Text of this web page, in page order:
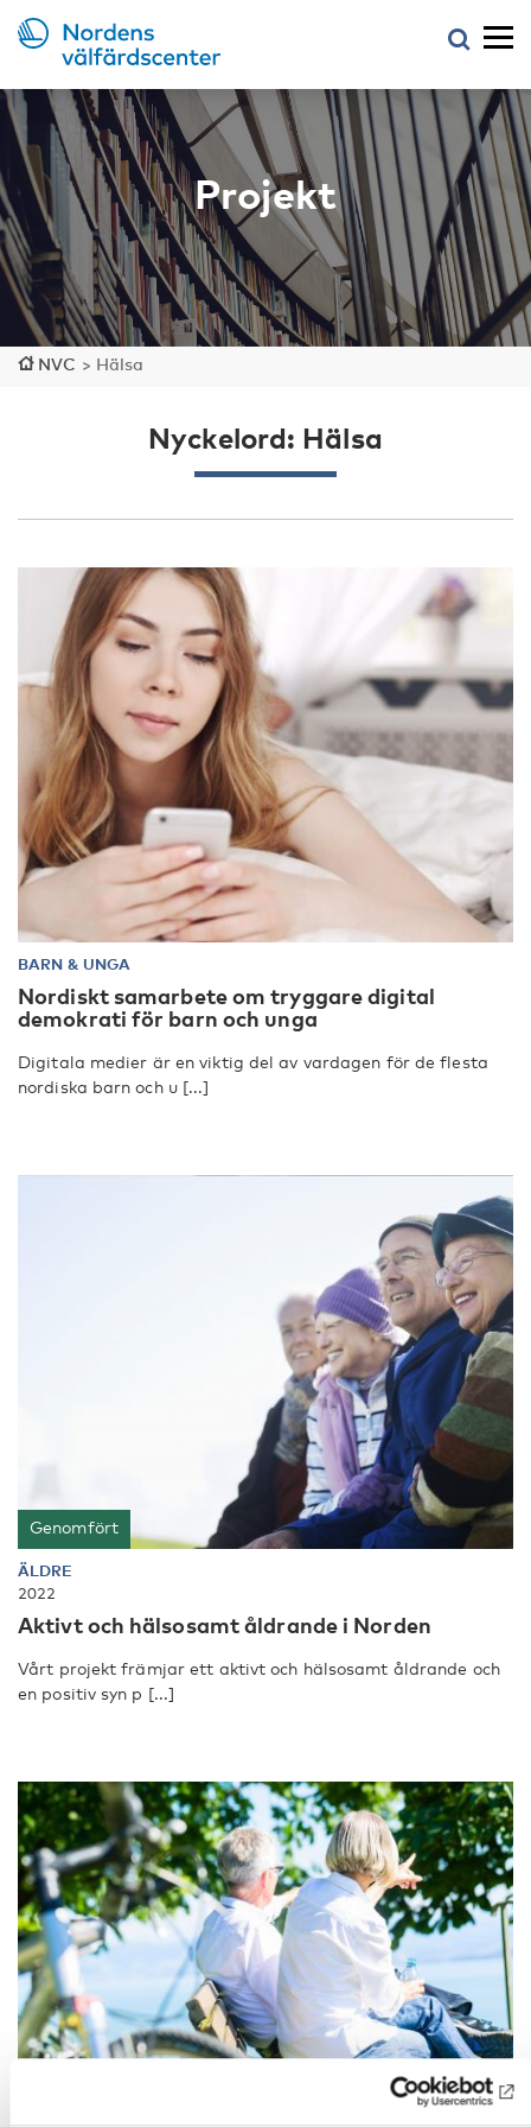
Projekt
NVC > Hälsa
Nyckelord: Hälsa
BARN & UNGA
Nordiskt samarbete om tryggare digital
demokrati för barn och unga
Digitala medier är en viktig del av vardagen för de flesta
nordiska barn och u [...]
Genomfört
ÄLDRE
2022
Aktivt och hälsosamt åldrande i Norden
Vårt projekt främjar ett aktivt och hälsosamt åldrande och
en positiv syn p [...]